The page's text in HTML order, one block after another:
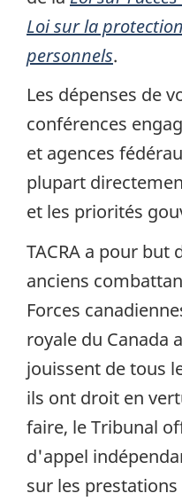
Loi sur la
personnels.
Les dépenses de
conférences
et agences
plupart
et les priorités
TACRA a pour but
anciens
Forces
royale du Canada
jouissent de tous
ils ont droit en
faire, le Tribunal
d'appel
sur les